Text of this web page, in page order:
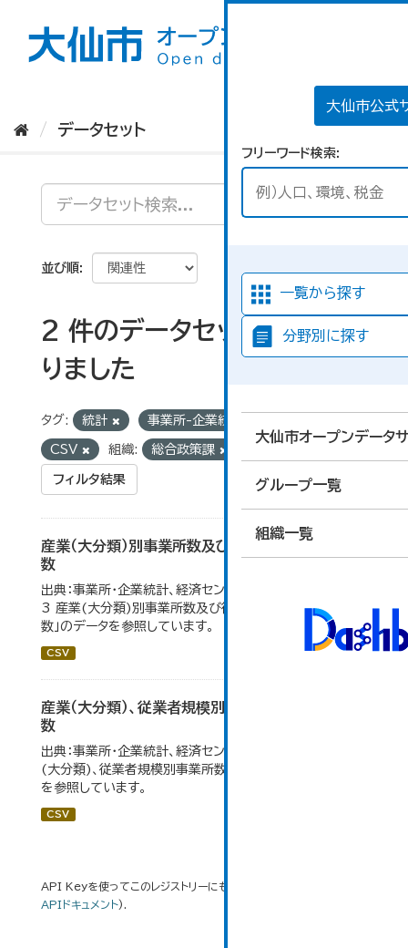
大仙市公式
フリーワード検索
一覧から探す
分野別に探す
大仙市オープンデータ
グループ一覧
組織一覧
データセット
並び順
2 件のデータセットが見つか
りました
タグ: 統計 事業所-企業統計
CSV 組織: 総合政策課
フィルタ結果
産業（大分類）別事業所数及び従業の地位別従業者
数
出典：事業所・企業統計、経済センサス。 大仙市の統計「4-
3 産業(大分類)別事業所数及び従業上の地位別従業者
数」のデータを参照しています。
CSV
産業（大分類）、従業者規模別事業所数及び従業者
数
出典：事業所・企業統計、経済センサス。大仙市の統計「産業
(大分類)、従業者規模別事業所数及び従業者数」のデータ
を参照しています。
CSV
API Keyを使ってこのレジストリーにもアクセス可能です
APIドキュメント).